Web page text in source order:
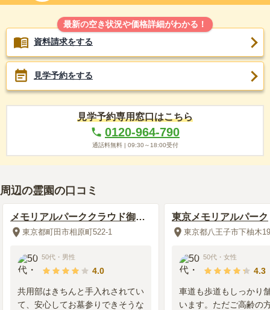
最新の空き状況や価格詳細がわかる！
資料請求をする
見学予約をする
見学予約専用窓口はこちら
0120-964-790
通話料無料 | 09:30～18:00受付
周辺の霊園の口コミ
メモリアルパーククラウド御殿
山 東京都町田市相原町522-1
50代 ・ 男性
4.0
共用部はきちんと手入れされてい
て、安心してお墓参りできそうな
東京メモリアルパーク
東京都八王子市下柚木
50代 ・ 女性
4.3
車道も歩道もしっかり
います。ただご高齢の